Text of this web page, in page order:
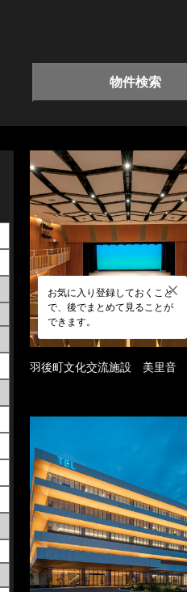
物件検索
お気に入り登録しておくこと
で、後でまとめて見ることが
できます。
羽後町文化交流施設 美里音